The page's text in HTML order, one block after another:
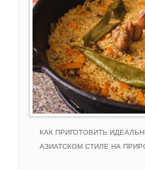
КАК ПРИГОТОВИТЬ
АЗИАТСКОМ СТИЛЕ НА